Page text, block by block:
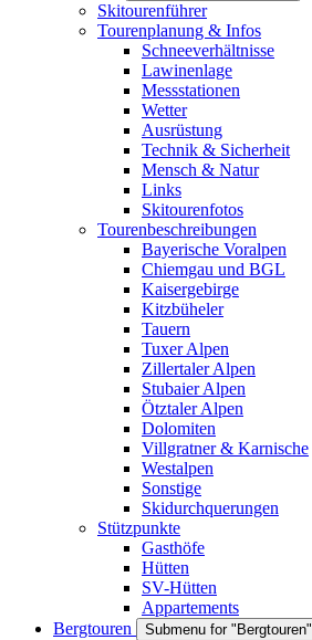
Skitourenführer
Tourenplanung & Infos
Schneeverhältnisse
Lawinenlage
Messstationen
Wetter
Ausrüstung
Technik & Sicherheit
Mensch & Natur
Links
Skitourenfotos
Tourenbeschreibungen
Bayerische Voralpen
Chiemgau und BGL
Kaisergebirge
Kitzbüheler
Tauern
Tuxer Alpen
Zillertaler Alpen
Stubaier Alpen
Ötztaler Alpen
Dolomiten
Villgratner & Karnische
Westalpen
Sonstige
Skidurchquerungen
Stützpunkte
Gasthöfe
Hütten
SV-Hütten
Appartements
Bergtouren
Submenu for "Bergtouren"